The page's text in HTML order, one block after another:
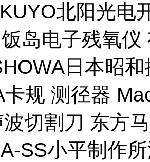
北阳光电
岛电子残氧
日本昭
卡规 测径器
切割刀 东方
SS小平制作